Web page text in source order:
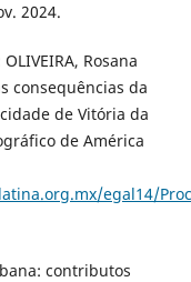
2024.
Rosana
consequências da
de Vitória da
de América
egal14/
contributos